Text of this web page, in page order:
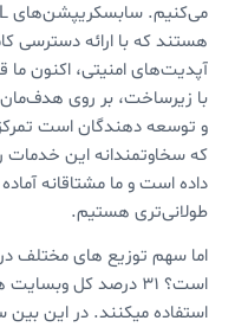
هستند که با ارائه دسترسی
آپدیت‌های امنیتی، اکنون ما
با زیرساخت، بر روی هدف‌مان
و توسعه دهندگان است
که سخاوتمندانه این خدمات
داده است و ما مشتاقانه
طولانی‌تری هستیم.
اما سهم توزیع های مختلف
است؟ ۳۱ درصد کل
استفاده میکنند. در این بین